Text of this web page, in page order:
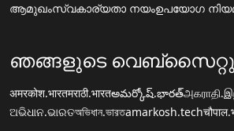
ആമുഖംസ്വകാര്യതാ നയംഉപയോഗ
ഞങ്ങളുടെ
अमरकोश.भारतमराठी.भारतఅమర్కోష్.భారత్
ଅଭିଧାନ.ଭାରତঅভিধান.ভারতamarkosh.tech